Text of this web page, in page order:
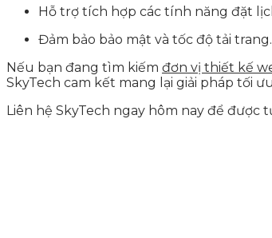
Hỗ trợ tích hợp các tính năng đặt
Đảm bảo bảo mật và tốc độ tải trang.
Nếu bạn đang tìm kiếm đơn vị thiết kế
SkyTech cam kết mang lại giải pháp tối
Liên hệ SkyTech ngay hôm nay để được